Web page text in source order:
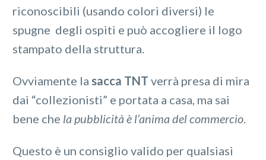
riconoscibili (usando colori diversi) le
spugne degli ospiti e può accogliere il logo
stampato della struttura.
Ovviamente la sacca TNT verrà presa di mira
dai “collezionisti” e portata a casa, ma sai
bene che la pubblicità è l’anima del commercio.
Questo è un consiglio valido per qualsiasi